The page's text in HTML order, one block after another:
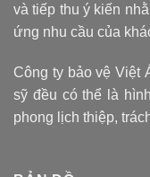
và tiếp thu ý kiến
ứng nhu cầu của
Công ty bảo vệ Việt
sỹ đều có thể là
phong lịch thiệp,